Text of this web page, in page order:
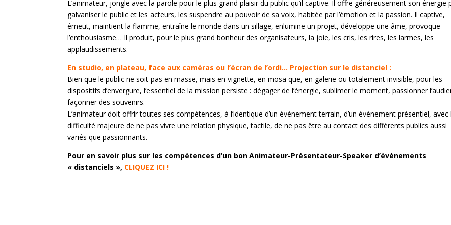
L’animateur, jongle avec la parole pour le plus grand plaisir du public qu’il captive. Il offre généreusement son énergie
galvaniser le public et les acteurs, les suspendre au pouvoir de sa voix, habitée par l’émotion et la passion. Il captive,
émeut, maintient la flamme, entraîne le monde dans un sillage, enlumine un projet, développe une âme, provoque
l’enthousiasme… Il produit, pour le plus grand bonheur des organisateurs, la joie, les cris, les rires, les larmes, les
applaudissements.
En studio, en plateau, face aux caméras ou l’écran de l’ordi… Projection sur le distanciel :
Bien que le public ne soit pas en masse, mais en vignette, en mosaïque, en galerie ou totalement invisible, pour les
dispositifs d’envergure, l’essentiel de la mission persiste : dégager de l’énergie, sublimer le moment, passionner
façonner des souvenirs.
L’animateur doit offrir toutes ses compétences, à l’identique d’un événement terrain, d’un évènement présentiel, avec
difficulté majeure de ne pas vivre une relation physique, tactile, de ne pas être au contact des différents publics aussi
variés que passionnants.
Pour en savoir plus sur les compétences d’un bon Animateur-Présentateur-Speaker d’événements
« distanciels », CLIQUEZ ICI !